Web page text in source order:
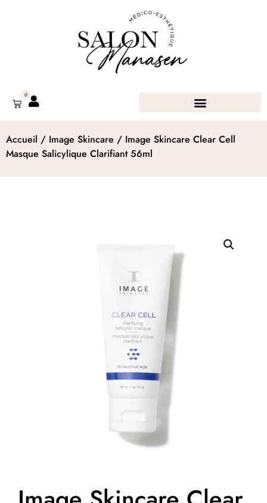
0
Accueil / Image Skincare / Image Skincare Clear Cell
Masque Salicylique Clarifiant 56ml